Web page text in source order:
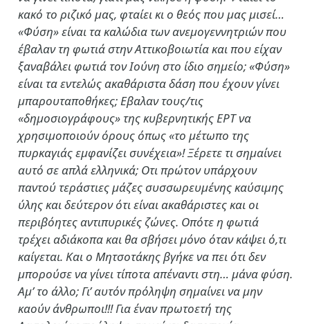
κακό το ριζικό μας, φταίει κι ο θεός που μας μισεί…
«Φύση» είναι τα καλώδια των ανεμογεννητριών που
έβαλαν τη φωτιά στην Αττικοβοιωτία και που είχαν
ξαναβάλει φωτιά τον Ιούνη στο ίδιο σημείο; «Φύση»
είναι τα εντελώς ακαθάριστα δάση που έχουν γίνει
μπαρουταποθήκες; Εβαλαν τους/τις
«δημοσιογράφους» της κυβερνητικής ΕΡΤ να
χρησιμοποιούν όρους όπως «το μέτωπο της
πυρκαγιάς εμφανίζει συνέχεια»! Ξέρετε τι σημαίνει
αυτό σε απλά ελληνικά; Οτι πρώτον υπάρχουν
παντού τεράστιες μάζες συσσωρευμένης καύσιμης
ύλης και δεύτερον ότι είναι ακαθάριστες και οι
περιβόητες αντιπυρικές ζώνες. Οπότε η φωτιά
τρέχει αδιάκοπα και θα σβήσει μόνο όταν κάψει ό,τι
καίγεται. Και ο Μητσοτάκης βγήκε να πει ότι δεν
μπορούσε να γίνει τίποτα απέναντι στη… μάνα φύση.
Αμ’ το άλλο; Γι’ αυτόν πρόληψη σημαίνει να μην
καούν άνθρωποι!!! Για έναν πρωτοετή της